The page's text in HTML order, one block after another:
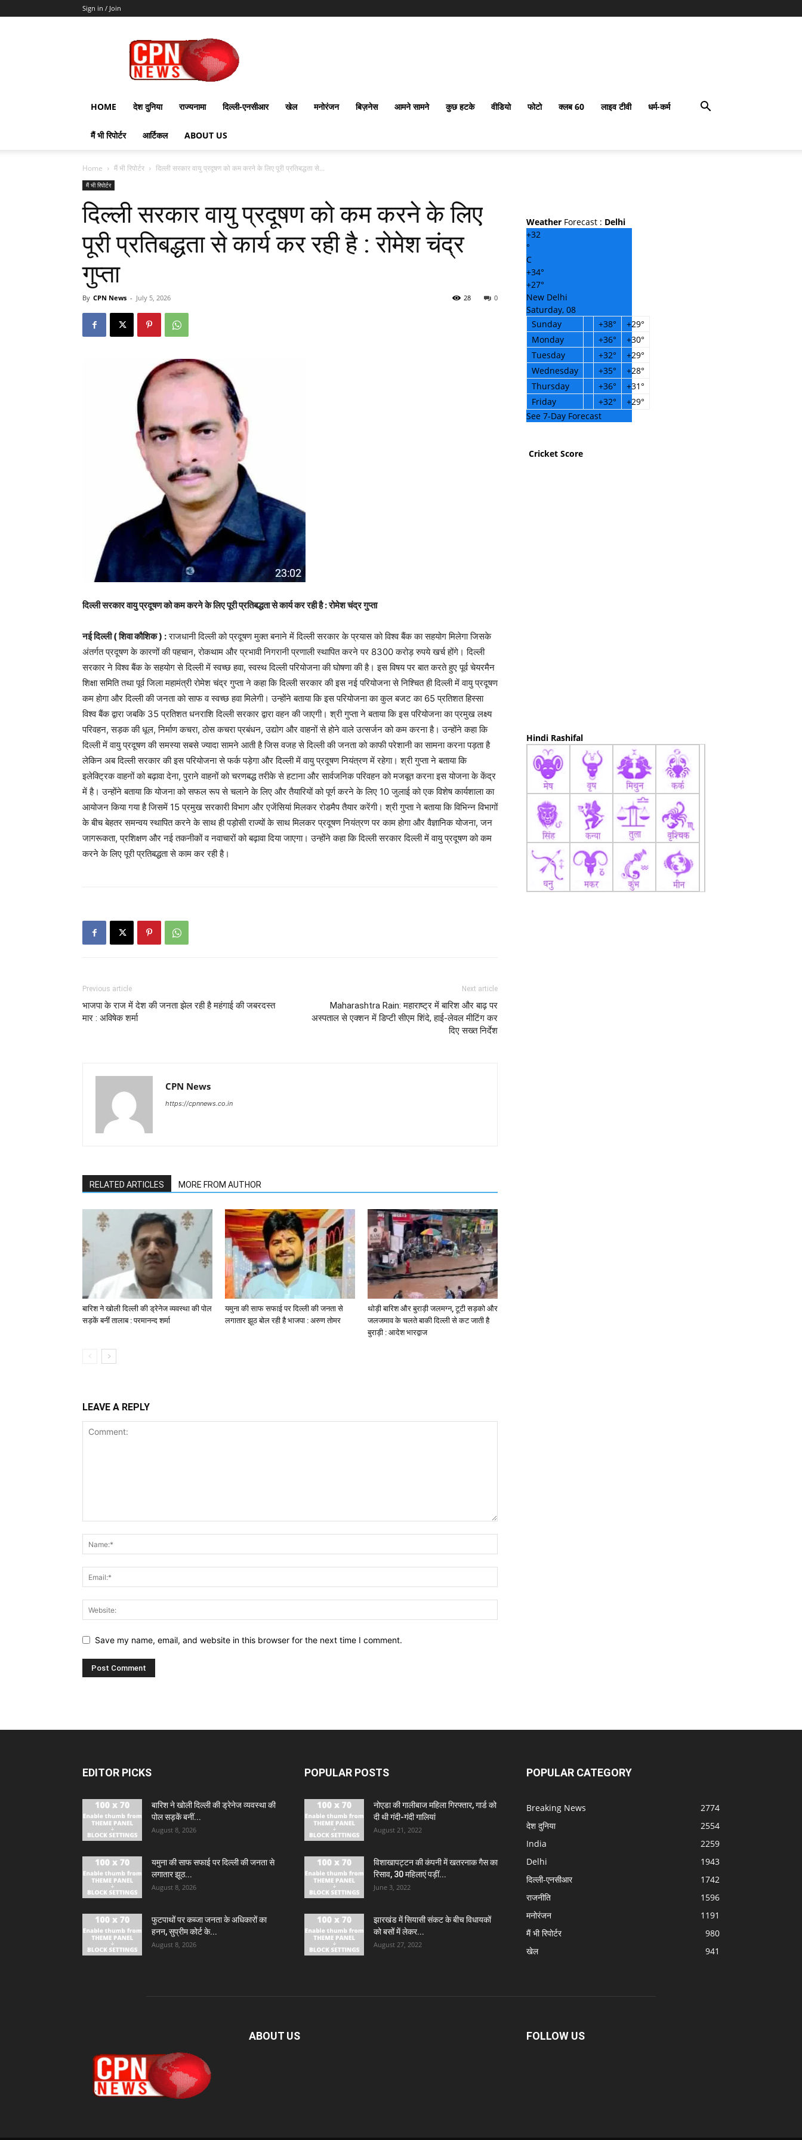
Sign in / Join
CPN
News
HOME देश दुनिया राज्यनामा दिल्ली-एनसीआर खेल मनोरंजन बिज़नेस आमने सामने कुछ हटके वीडियो फोटो क्लब 60 लाइव टीवी धर्म-कर्म
मैं भी रिपोर्टर आर्टिकल ABOUT US
Home मैं भी रिपोर्टर दिल्ली सरकार वायु प्रदूषण को कम करने के लिए पूरी प्रतिबद्धता से...
मैं भी रिपोर्टर
दिल्ली सरकार वायु प्रदूषण को कम करने के लिए
पूरी प्रतिबद्धता से कार्य कर रही है : रोमेश चंद्र
गुप्ता
By CPN News - July 5, 2026 0
28
दिल्ली सरकार वायु प्रदूषण को कम करने के लिए पूरी प्रतिबद्धता से कार्य कर रही है : रोमेश चंद्र गुप्ता
नई दिल्ली ( शिवा कौशिक ) :राजधानी दिल्ली को प्रदूषण मुक्त बनाने में दिल्ली सरकार के प्रयास को विश्व बैंक का सहयोग मिलेगा जिसके
अंतर्गत प्रदूषण के कारणों की पहचान, रोकथाम और प्रभावी निगरानी प्रणाली स्थापित करने पर 8300 करोड़ रुपये खर्च होंगे। दिल्ली
सरकार ने विश्व बैंक के सहयोग से दिल्ली में स्वच्छ हवा, स्वस्थ दिल्ली परियोजना की घोषणा की है। इस विषय पर बात करते हुए पूर्व चेयरमैन
शिक्षा समिति तथा पूर्व जिला महामंत्री रोमेश चंद्र गुप्ता ने कहा कि दिल्ली सरकार की इस नई परियोजना से निश्चित ही दिल्ली में वायु प्रदूषण
कम होगा और दिल्ली की जनता को साफ व स्वच्छ हवा मिलेगी। उन्होंने बताया कि इस परियोजना का कुल बजट का 65 प्रतिशत हिस्सा
विश्व बैंक द्वारा जबकि 35 प्रतिशत धनराशि दिल्ली सरकार द्वारा वहन की जाएगी। श्री गुप्ता ने बताया कि इस परियोजना का प्रमुख लक्ष्य
परिवहन, सड़क की धूल, निर्माण कचरा, ठोस कचरा प्रबंधन, उद्योग और वाहनों से होने वाले उत्सर्जन को कम करना है। उन्होंने कहा कि
दिल्ली में वायु प्रदूषण की समस्या सबसे ज्यादा सामने आती है जिस वजह से दिल्ली की जनता को काफी परेशानी का सामना करना पड़ता है
लेकिन अब दिल्ली सरकार की इस परियोजना से फर्क पड़ेगा और दिल्ली में वायु प्रदूषण नियंत्रण में रहेगा। श्री गुप्ता ने बताया कि
इलेक्ट्रिक वाहनों को बढ़ावा देना, पुराने वाहनों को चरणबद्ध तरीके से हटाना और सार्वजनिक परिवहन को मजबूत करना इस योजना के केंद्र
में है। उन्होंने बताया कि योजना को सफल रूप से चलाने के लिए और तैयारियों को पूर्ण करने के लिए 10 जुलाई को एक विशेष कार्यशाला का
आयोजन किया गया है जिसमें 15 प्रमुख सरकारी विभाग और एजेंसियां मिलकर रोडमैप तैयार करेंगी। श्री गुप्ता ने बताया कि विभिन्न विभागों
के बीच बेहतर समन्वय स्थापित करने के साथ ही पड़ोसी राज्यों के साथ मिलकर प्रदूषण नियंत्रण पर काम होगा और वैज्ञानिक योजना, जन
जागरूकता, प्रशिक्षण और नई तकनीकों व नवाचारों को बढ़ावा दिया जाएगा। उन्होंने कहा कि दिल्ली सरकार दिल्ली में वायु प्रदूषण को कम
करने के लिए पूरी प्रतिबद्धता से काम कर रही है।
Previous article
भाजपा के राज में देश की जनता झेल रही है महंगाई की जबरदस्त
मार : अविषेक शर्मा
Next article
Maharashtra Rain: महाराष्ट्र में बारिश और बाढ़ पर
अस्पताल से एक्शन में डिप्टी सीएम शिंदे, हाई-लेवल मीटिंग कर
दिए सख्त निर्देश
CPN News
https://cpnnews.co.in
RELATED ARTICLES MORE FROM AUTHOR
बारिश ने खोली दिल्ली की ड्रेनेज व्यवस्था की पोल
सड़कें बनीं तालाब : परमानन्द शर्मा
यमुना की साफ सफाई पर दिल्ली की जनता से
लगातार झूठ बोल रही है भाजपा : अरुण तोमर
थोड़ी बारिश और बुराड़ी जलमग्न, टूटी सड़को और
जलजमाव के चलते बाकी दिल्ली से कट जाती है
बुराड़ी : आदेश भारद्वाज
LEAVE A REPLY
Save my name, email, and website in this browser for the next time I comment.
Weather Forecast : Delhi
+32
°
C
+34°
+27°
New Delhi
Saturday, 08
Sunday
+38° +29°
Monday
+36° +30°
Tuesday
+32° +29°
Wednesday
+35° +28°
Thursday
+36° +31°
Friday
+32° +29°
See 7-Day Forecast
Cricket Score
Hindi Rashifal
EDITOR PICKS
बारिश ने खोली दिल्ली की ड्रेनेज व्यवस्था की
पोल सड़कें बनीं...
August 8, 2026
यमुना की साफ सफाई पर दिल्ली की जनता से
लगातार झूठ...
August 8, 2026
फुटपाथों पर कब्जा जनता के अधिकारों का
हनन, सुप्रीम कोर्ट के...
August 8, 2026
POPULAR POSTS
नोएडा की गालीबाज महिला गिरफ्तार, गार्ड को
दी थी गंदी-गंदी गालियां
August 21, 2022
विशाखापट्टन की कंपनी में खतरनाक गैस का
रिसाव, 30 महिलाएं पड़ीं...
June 3, 2022
झारखंड में सियासी संकट के बीच विधायकों
को बसों में लेकर...
August 27, 2022
POPULAR CATEGORY
Breaking News
2774
देश दुनिया
2554
India
2259
Delhi
1943
दिल्ली-एनसीआर
1742
राजनीति
1596
मनोरंजन
1191
मैं भी रिपोर्टर
980
खेल
941
ABOUT US FOLLOW US